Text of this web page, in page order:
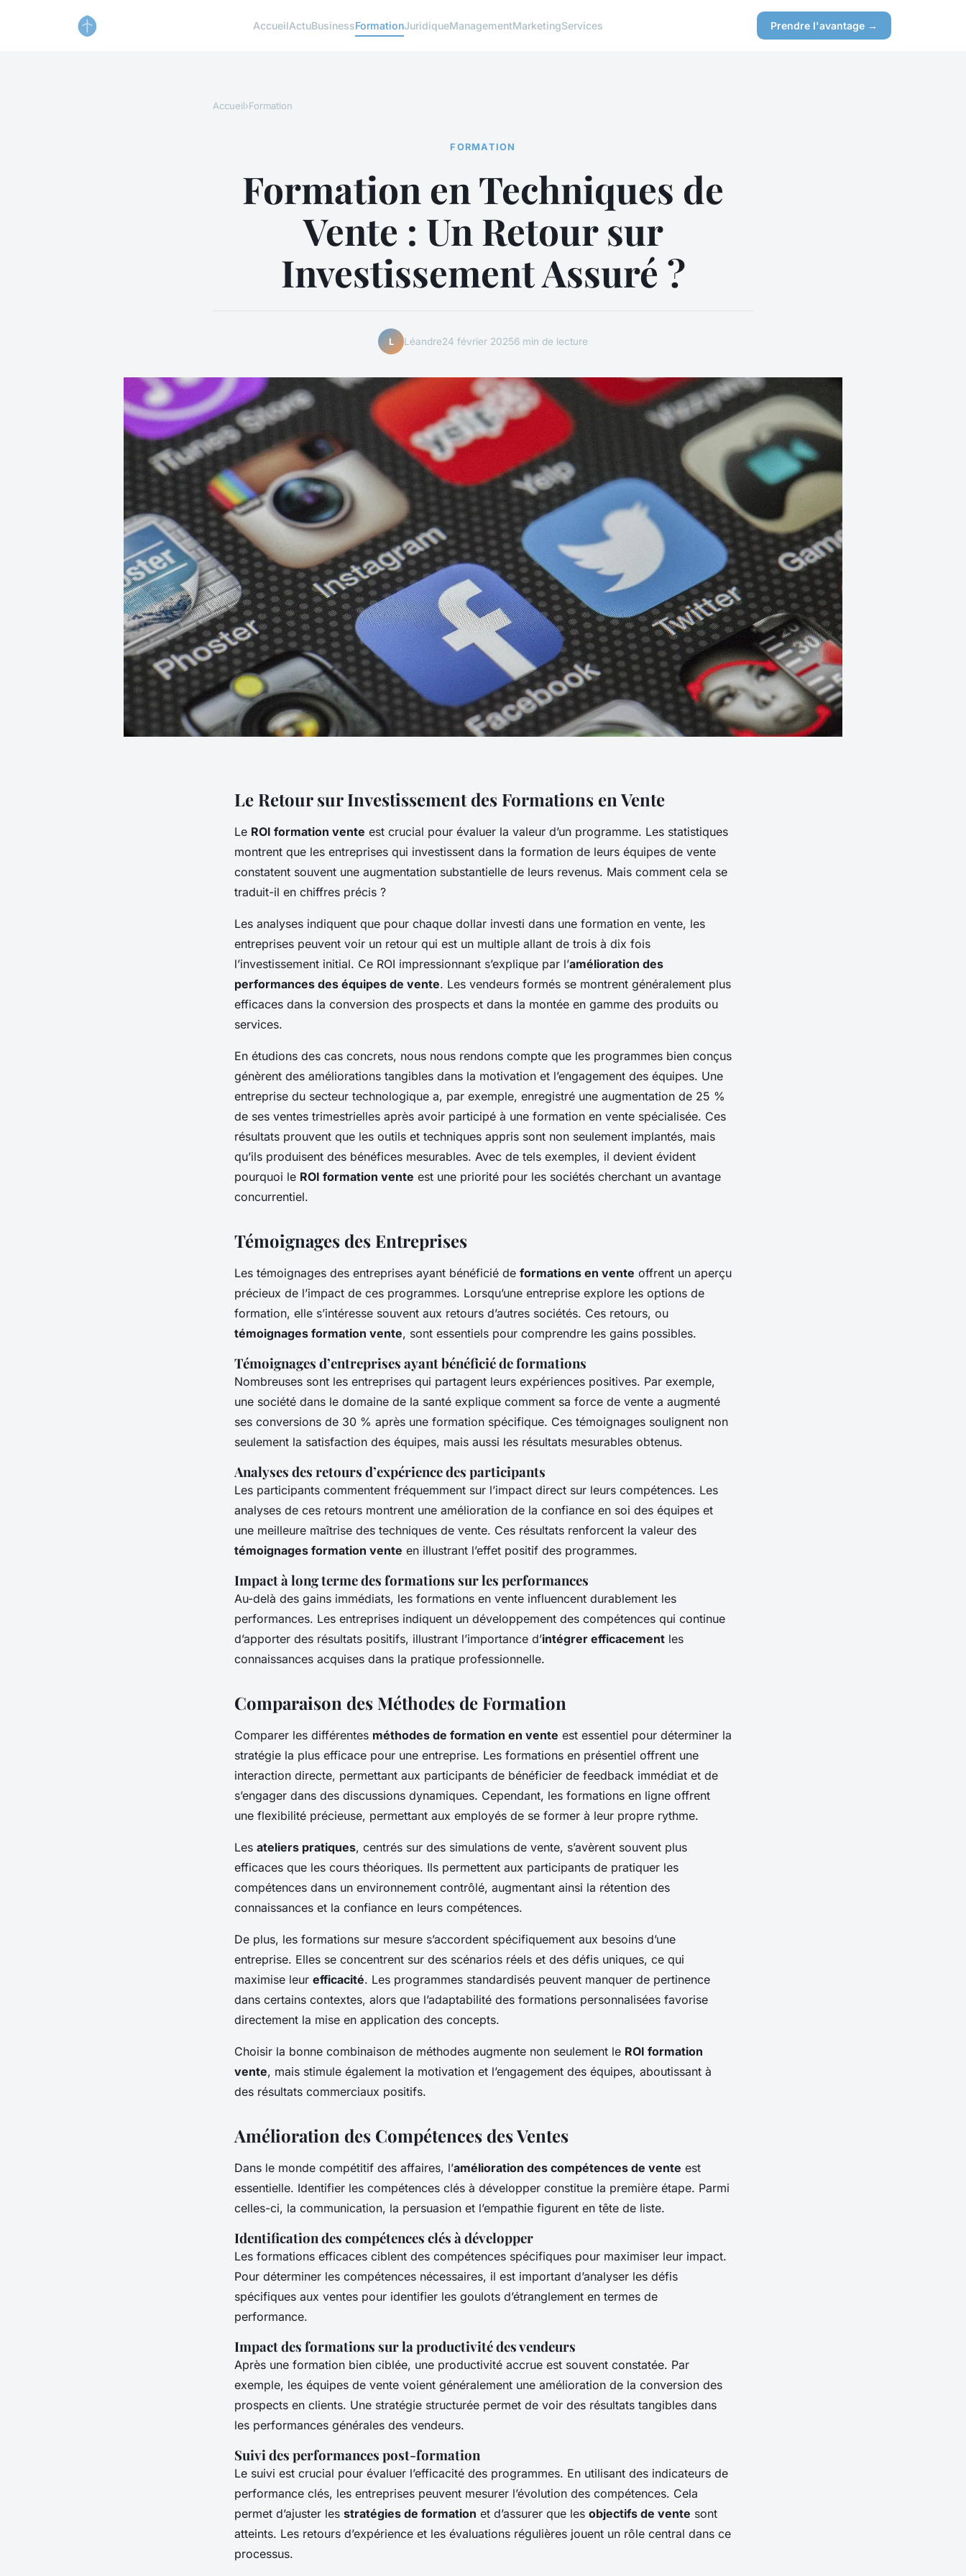
AccueilActuBusinessFormationJuridiqueManagementMarketingServices Prendre l'avantage →
Accueil›Formation
FORMATION
Formation en Techniques de
Vente : Un Retour sur
Investissement Assuré ?
L Léandre24 février 20256 min de lecture
Le Retour sur Investissement des Formations en Vente
Le ROI formation vente est crucial pour évaluer la valeur d’un programme. Les statistiques
montrent que les entreprises qui investissent dans la formation de leurs équipes de vente
constatent souvent une augmentation substantielle de leurs revenus. Mais comment cela se
traduit-il en chiffres précis ?
Les analyses indiquent que pour chaque dollar investi dans une formation en vente, les
entreprises peuvent voir un retour qui est un multiple allant de trois à dix fois
l’investissement initial. Ce ROI impressionnant s’explique par l’amélioration des
performances des équipes de vente. Les vendeurs formés se montrent généralement plus
efficaces dans la conversion des prospects et dans la montée en gamme des produits ou
services.
En étudions des cas concrets, nous nous rendons compte que les programmes bien conçus
génèrent des améliorations tangibles dans la motivation et l’engagement des équipes. Une
entreprise du secteur technologique a, par exemple, enregistré une augmentation de 25 %
de ses ventes trimestrielles après avoir participé à une formation en vente spécialisée. Ces
résultats prouvent que les outils et techniques appris sont non seulement implantés, mais
qu’ils produisent des bénéfices mesurables. Avec de tels exemples, il devient évident
pourquoi le ROI formation vente est une priorité pour les sociétés cherchant un avantage
concurrentiel.
Témoignages des Entreprises
Les témoignages des entreprises ayant bénéficié de formations en vente offrent un aperçu
précieux de l’impact de ces programmes. Lorsqu’une entreprise explore les options de
formation, elle s’intéresse souvent aux retours d’autres sociétés. Ces retours, ou
témoignages formation vente, sont essentiels pour comprendre les gains possibles.
Témoignages d’entreprises ayant bénéficié de formations
Nombreuses sont les entreprises qui partagent leurs expériences positives. Par exemple,
une société dans le domaine de la santé explique comment sa force de vente a augmenté
ses conversions de 30 % après une formation spécifique. Ces témoignages soulignent non
seulement la satisfaction des équipes, mais aussi les résultats mesurables obtenus.
Analyses des retours d’expérience des participants
Les participants commentent fréquemment sur l’impact direct sur leurs compétences. Les
analyses de ces retours montrent une amélioration de la confiance en soi des équipes et
une meilleure maîtrise des techniques de vente. Ces résultats renforcent la valeur des
témoignages formation vente en illustrant l’effet positif des programmes.
Impact à long terme des formations sur les performances
Au-delà des gains immédiats, les formations en vente influencent durablement les
performances. Les entreprises indiquent un développement des compétences qui continue
d’apporter des résultats positifs, illustrant l’importance d’intégrer efficacement les
connaissances acquises dans la pratique professionnelle.
Comparaison des Méthodes de Formation
Comparer les différentes méthodes de formation en vente est essentiel pour déterminer la
stratégie la plus efficace pour une entreprise. Les formations en présentiel offrent une
interaction directe, permettant aux participants de bénéficier de feedback immédiat et de
s’engager dans des discussions dynamiques. Cependant, les formations en ligne offrent
une flexibilité précieuse, permettant aux employés de se former à leur propre rythme.
Les ateliers pratiques, centrés sur des simulations de vente, s’avèrent souvent plus
efficaces que les cours théoriques. Ils permettent aux participants de pratiquer les
compétences dans un environnement contrôlé, augmentant ainsi la rétention des
connaissances et la confiance en leurs compétences.
De plus, les formations sur mesure s’accordent spécifiquement aux besoins d’une
entreprise. Elles se concentrent sur des scénarios réels et des défis uniques, ce qui
maximise leur efficacité. Les programmes standardisés peuvent manquer de pertinence
dans certains contextes, alors que l’adaptabilité des formations personnalisées favorise
directement la mise en application des concepts.
Choisir la bonne combinaison de méthodes augmente non seulement le ROI formation
vente, mais stimule également la motivation et l’engagement des équipes, aboutissant à
des résultats commerciaux positifs.
Amélioration des Compétences des Ventes
Dans le monde compétitif des affaires, l’amélioration des compétences de vente est
essentielle. Identifier les compétences clés à développer constitue la première étape. Parmi
celles-ci, la communication, la persuasion et l’empathie figurent en tête de liste.
Identification des compétences clés à développer
Les formations efficaces ciblent des compétences spécifiques pour maximiser leur impact.
Pour déterminer les compétences nécessaires, il est important d’analyser les défis
spécifiques aux ventes pour identifier les goulots d’étranglement en termes de
performance.
Impact des formations sur la productivité des vendeurs
Après une formation bien ciblée, une productivité accrue est souvent constatée. Par
exemple, les équipes de vente voient généralement une amélioration de la conversion des
prospects en clients. Une stratégie structurée permet de voir des résultats tangibles dans
les performances générales des vendeurs.
Suivi des performances post-formation
Le suivi est crucial pour évaluer l’efficacité des programmes. En utilisant des indicateurs de
performance clés, les entreprises peuvent mesurer l’évolution des compétences. Cela
permet d’ajuster les stratégies de formation et d’assurer que les objectifs de vente sont
atteints. Les retours d’expérience et les évaluations régulières jouent un rôle central dans ce
processus.